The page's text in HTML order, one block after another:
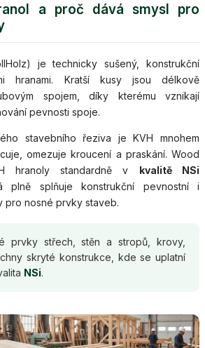
a proč dává smysl pro
je technicky sušený, konstrukční
hranami. Kratší kusy jsou délkově
spojem, díky kterému vznikají
pevnosti spoje.
stavebního řeziva je KVH mnohem
omezuje kroucení a praskání. Wood
hranoly standardně v kvalitě NSi
plně splňuje konstrukční pevnostní i
pro nosné prvky staveb.
prvky střech, stěn a stropů, krovy,
skryté konstrukce, kde se uplatní
NSi.